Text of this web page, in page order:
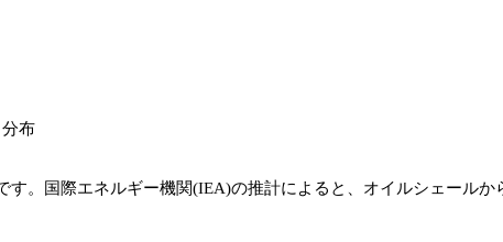
す。国際エネルギー機関(IEA)の推計によると、オイルシェールか